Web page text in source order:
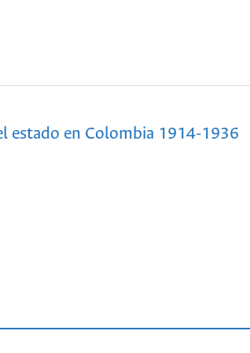
estado en Colombia 1914-1936